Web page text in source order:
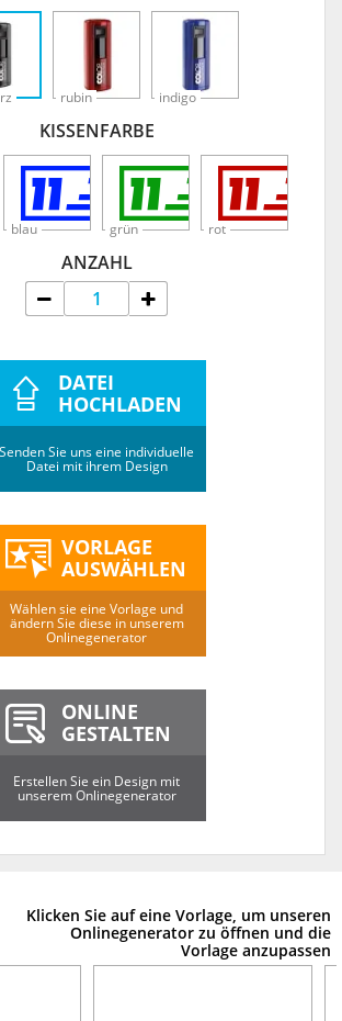
rubin indigo
KISSENFARBE
blau grün rot
ANZAHL
DATEI
HOCHLADEN
Senden Sie uns eine individuelle
Datei mit ihrem Design
VORLAGE
AUSWÄHLEN
Wählen sie eine Vorlage und
ändern Sie diese in unserem
Onlinegenerator
ONLINE
GESTALTEN
Erstellen Sie ein Design mit
unserem Onlinegenerator
Klicken Sie auf eine Vorlage, um unseren
Onlinegenerator zu öffnen und die
Vorlage anzupassen